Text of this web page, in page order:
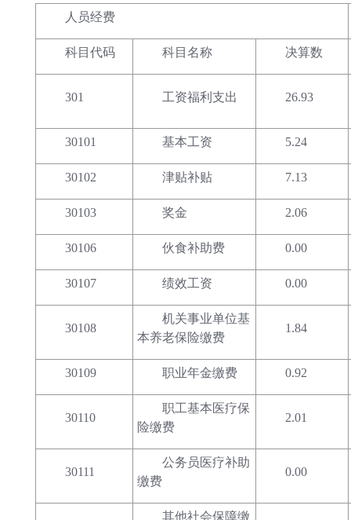
人员经费
科目代码 科目名称 决算数
301 工资福利支出 26.93
30101 基本工资 5.24
30102 津贴补贴 7.13
30103 奖金 2.06
30106 伙食补助费 0.00
30107 绩效工资 0.00
30108
机关事业单位基
本养老保险缴费
1.84
30109 职业年金缴费 0.92
30110
职工基本医疗保
险缴费
2.01
30111
公务员医疗补助
缴费
0.00
其他社会保障缴